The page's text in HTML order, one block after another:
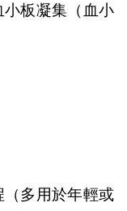
小板凝集（血小
多用於年輕或